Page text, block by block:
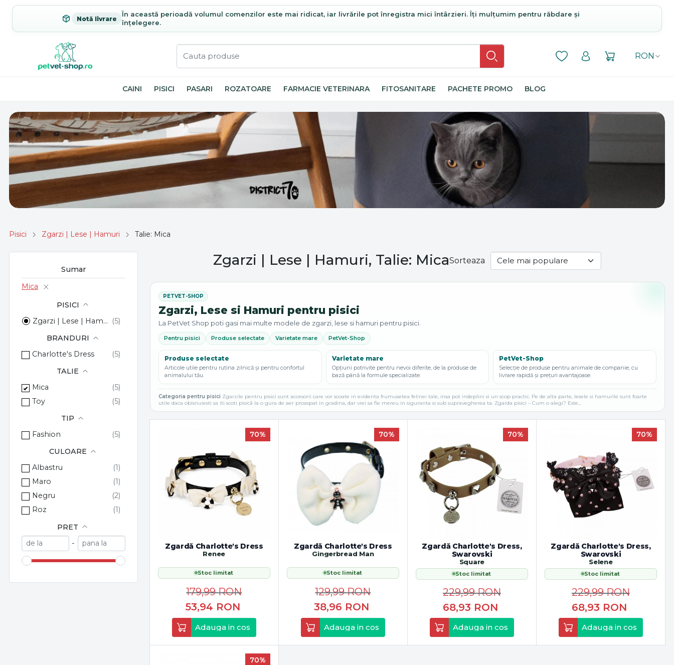
Notă livrare
În această perioadă volumul comenzilor este mai ridicat, iar livrările pot înregistra mici întârzieri. Îți mulțumim pentru răbdare și
înțelegere.
RON
CAINI PISICI PASARI ROZATOARE FARMACIE VETERINARA FITOSANITARE PACHETE PROMO BLOG
Pisici Zgarzi | Lese | Hamuri Talie: Mica
Sumar
Mica
PISICI
Zgarzi | Lese | Hamuri
BRANDURI
Charlotte's Dress
TALIE
Mica
Toy
TIP
Fashion
CULOARE
Albastru
Maro
Negru
Roz
PRET
-
Zgarzi | Lese | Hamuri, Talie: MicaSorteaza
Zgarzi, Lese si Hamuri pentru pisici
La PetVet Shop poti gasi mai multe modele de zgarzi, lese si hamuri pentru pisici.
Pentru pisici Produse selectate Varietate mare PetVet-Shop
Produse selectate
Articole utile pentru rutina zilnică și pentru confortul
animalului tău.
Varietate mare
Opțiuni potrivite pentru nevoi diferite, de la produse de
bază până la formule specializate.
PetVet-Shop
Selecție de produse pentru animale de companie, cu
livrare rapidă și prețuri avantajoase.
Categoria pentru pisici Zgarzile pentru pisici sunt accesorii care vor scoate in evidenta frumusetea felinei tale, insa pot indeplini si un scop practic. Pe de alta parte, lesele si hamurile sunt foarte
utile daca obisnuiesti sa iti scoti pisică la o gura de aer proaspat in gradina, dar vrei sa fie mereu in siguranta si sub supravegherea ta. Zgarda pisici – Cum o alegi? Este...
70%
Zgardă Charlotte's Dress
Renee
Stoc limitat
53,94 RON
179,99RON
Adauga in cos
70%
Zgardă Charlotte's Dress
Gingerbread Man
Stoc limitat
38,96 RON
129,99RON
Adauga in cos
70%
Zgardă Charlotte's Dress,
Swarovski
Square
Stoc limitat
68,93 RON
229,99RON
Adauga in cos
70%
Zgardă Charlotte's Dress,
Swarovski
Selene
Stoc limitat
68,93 RON
229,99RON
Adauga in cos
70%